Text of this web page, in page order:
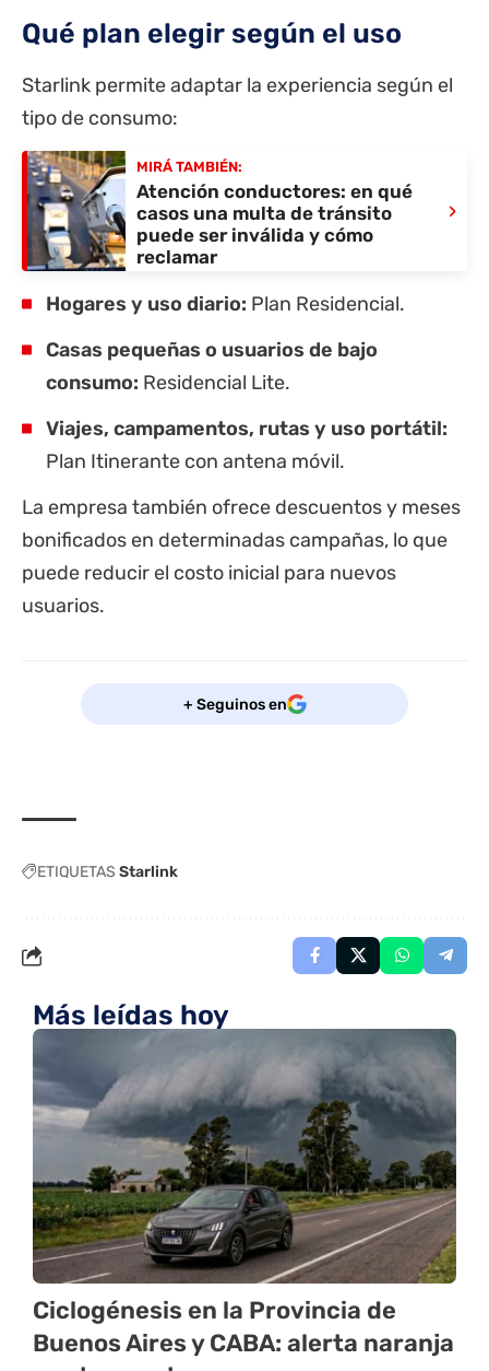
Qué plan elegir según el uso
Starlink permite adaptar la experiencia según el
tipo de consumo:
MIRÁ TAMBIÉN:
Atención conductores: en qué
casos una multa de tránsito
puede ser inválida y cómo
reclamar
›
Hogares y uso diario: Plan Residencial.
Casas pequeñas o usuarios de bajo
consumo: Residencial Lite.
Viajes, campamentos, rutas y uso portátil:
Plan Itinerante con antena móvil.
La empresa también ofrece descuentos y meses
bonificados en determinadas campañas, lo que
puede reducir el costo inicial para nuevos
usuarios.
+ Seguinos en
ETIQUETAS Starlink
Más leídas hoy
Ciclogénesis en la Provincia de
Buenos Aires y CABA: alerta naranja